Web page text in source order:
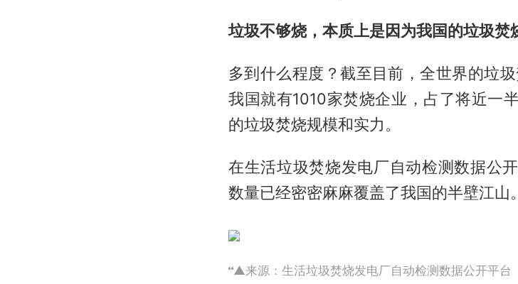
垃圾不够烧，本质上是因为我国的垃圾焚
多到什么程度？截至目前，全世界的垃
我国就有1010家焚烧企业，占了将近一
的垃圾焚烧规模和实力。
在生活垃圾焚烧发电厂自动检测数据公
数量已经密密麻麻覆盖了我国的半壁江山。
▲来源：生活垃圾焚烧发电厂自动检测数据公开平台